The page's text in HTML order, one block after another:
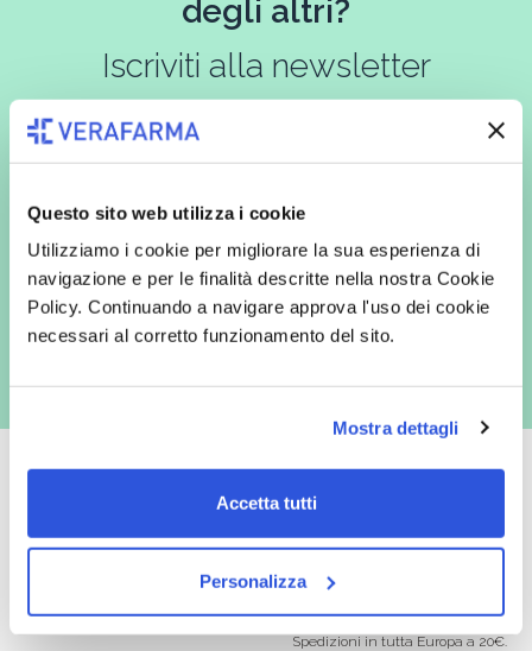
Questo sito web utilizza i cookie
Utilizziamo i cookie per migliorare la sua esperienza di
navigazione e per le finalità descritte nella nostra Cookie
Policy. Continuando a navigare approva l'uso dei cookie
necessari al corretto funzionamento del sito.
Mostra dettagli
Accetta tutti
Personalizza
degli altri?
Iscriviti alla newsletter
redatta ai sensi del Regolamento EU 2016/679, acconsento
espressamente al trattamento dei miei dati personali per finalità
commerciali da parte di Verafarma, tra cui invio di comunicazioni
marketing (con modalità telematiche - quali ad es. newsletter ed e-mail
con inviti e comunicazioni commerciali - e modalità tradizionali, quali ad
es. posta cartacea)
Oltre 50.000 prodotti
per soddisfare tutte le esigenze.
Spedizione gratuita
la spedizione la regaliamo noi.
Spedizioni in tutta Europa a 20€.